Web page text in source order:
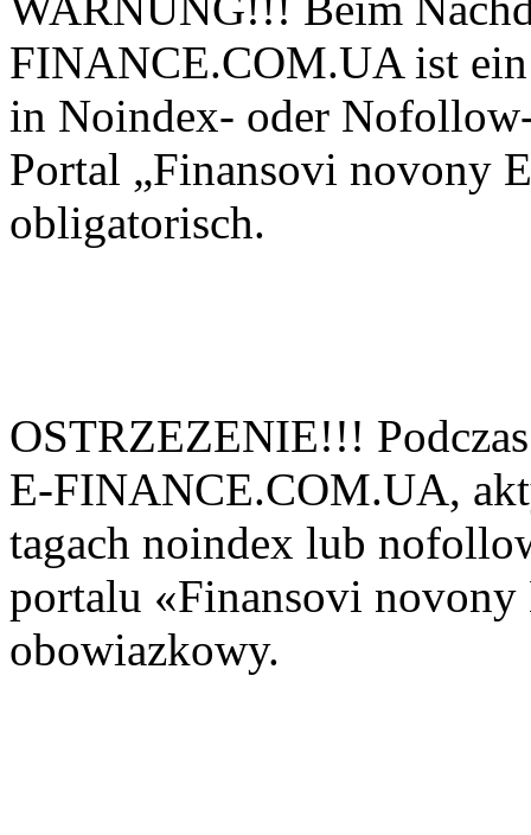
FINANCE.COM.UA ist
in Noindex- oder
Portal „Finansovi novony
obligatorisch.
OSTRZEZENIE!!!
E-FINANCE.COM.UA,
tagach noindex lub
portalu «Finansovi
obowiazkowy.